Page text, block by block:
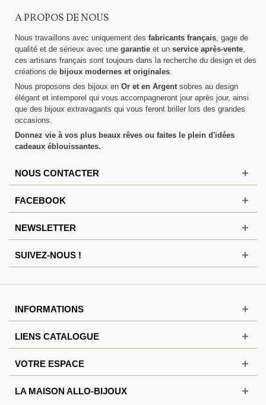
A PROPOS DE NOUS
Nous travaillons avec uniquement des fabricants français, gage de
qualité et de sérieux avec une garantie et un service après-vente,
ces artisans français sont toujours dans la recherche du design et des
créations de bijoux modernes et originales.
Nous proposons des bijoux en Or et en Argentsobres au design
élégant et intemporel qui vous accompagneront jour après jour, ainsi
que des bijoux extravagants qui vous feront briller lors des grandes
occasions.
Donnez vie à vos plus beaux rêves ou faites le plein d'idées
cadeaux éblouissantes.
NOUS CONTACTER
FACEBOOK
NEWSLETTER
SUIVEZ-NOUS !
INFORMATIONS
LIENS CATALOGUE
VOTRE ESPACE
LA MAISON ALLO-BIJOUX